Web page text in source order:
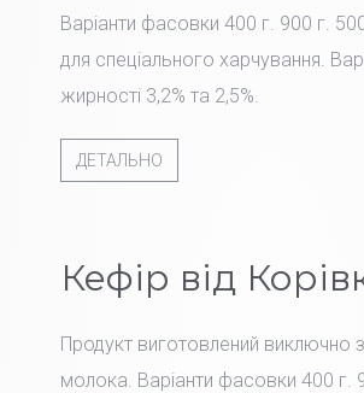
Варіанти фасовки 400 г. 900 г.
для спеціального харчування.
жирності 3,2% та 2,5%.
ДЕТАЛЬНО
Кефір від
Продукт виготовлений виключно
молока. Варіанти фасовки 400 г.